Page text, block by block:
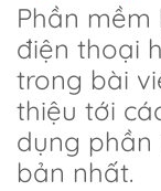
Phần
điện thoại
trong bài
thiệu tới
dụng phần
bản nhất.